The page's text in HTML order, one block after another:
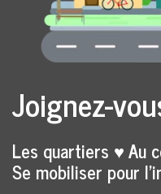
Joignez-
Les quartiers ♥ Au
Se mobiliser pour